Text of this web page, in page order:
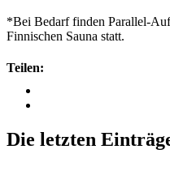
*Bei Bedarf finden Parallel-
Finnischen Sauna statt.
Teilen:
Die letzten